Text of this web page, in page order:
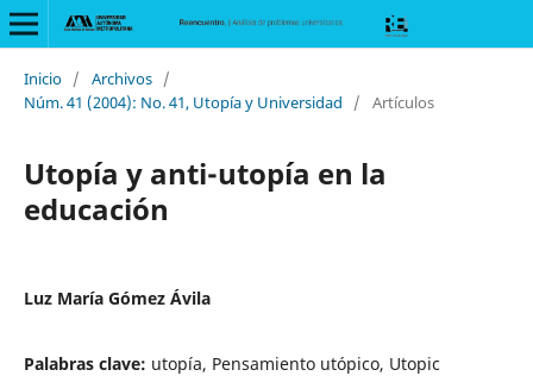
Inicio / Archivos /
Núm. 41 (2004): No. 41, Utopía y Universidad
/ Artículos
Utopía y anti-utopía en la
educación
Luz María Gómez Ávila
Palabras clave: utopía, Pensamiento utópico, Utopic